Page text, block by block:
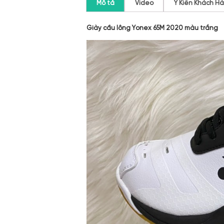
Mô tả Video Ý Kiến Khách
Giày cầu lông Yonex 65M 2020 màu trắng